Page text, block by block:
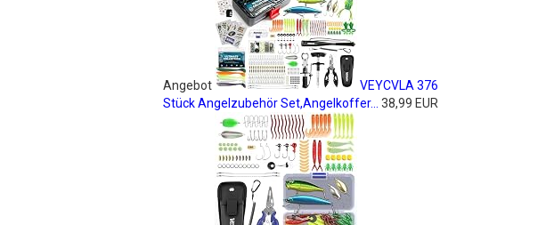
Angebot
VEYCVLA 376
Stück Angelzubehör Set,Angelkoffer...
38,99 EUR